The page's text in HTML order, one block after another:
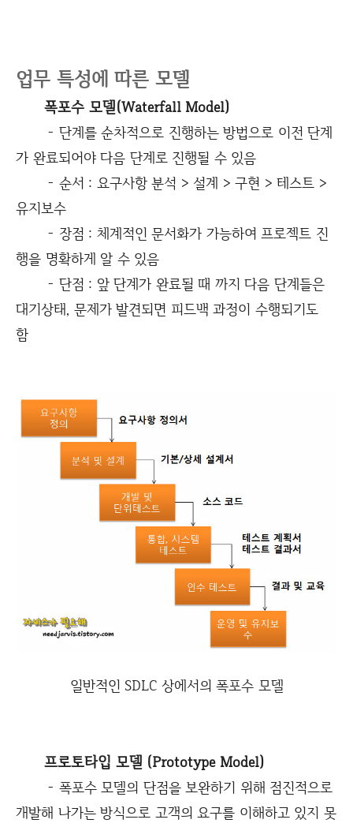
업무 특성에 따른 모델
폭포수 모델(Waterfall Model)
- 단계를 순차적으로 진행하는 방법으로 이전 단계
가 완료되어야 다음 단계로 진행될 수 있음
- 순서 : 요구사항 분석 > 설계 > 구현 > 테스트 >
유지보수
- 장점 : 체계적인 문서화가 가능하여 프로젝트 진
행을 명확하게 알 수 있음
- 단점 : 앞 단계가 완료될 때 까지 다음 단계들은
대기상태, 문제가 발견되면 피드백 과정이 수행되기도
함
일반적인 SDLC 상에서의 폭포수 모델
프로토타입 모델 (Prototype Model)
- 폭포수 모델의 단점을 보완하기 위해 점진적으로
개발해 나가는 방식으로 고객의 요구를 이해하고 있지 못